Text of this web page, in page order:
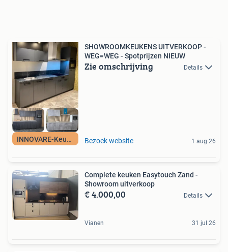
INNOVARE-Keukens
SHOWROOMKEUKENS UITVERKOOP -
WEG=WEG - Spotprijzen NIEUW
Zie omschrijving Details
Bezoek website 1 aug 26
Complete keuken Easytouch Zand -
Showroom uitverkoop
€ 4.000,00 Details
Vianen 31 jul 26